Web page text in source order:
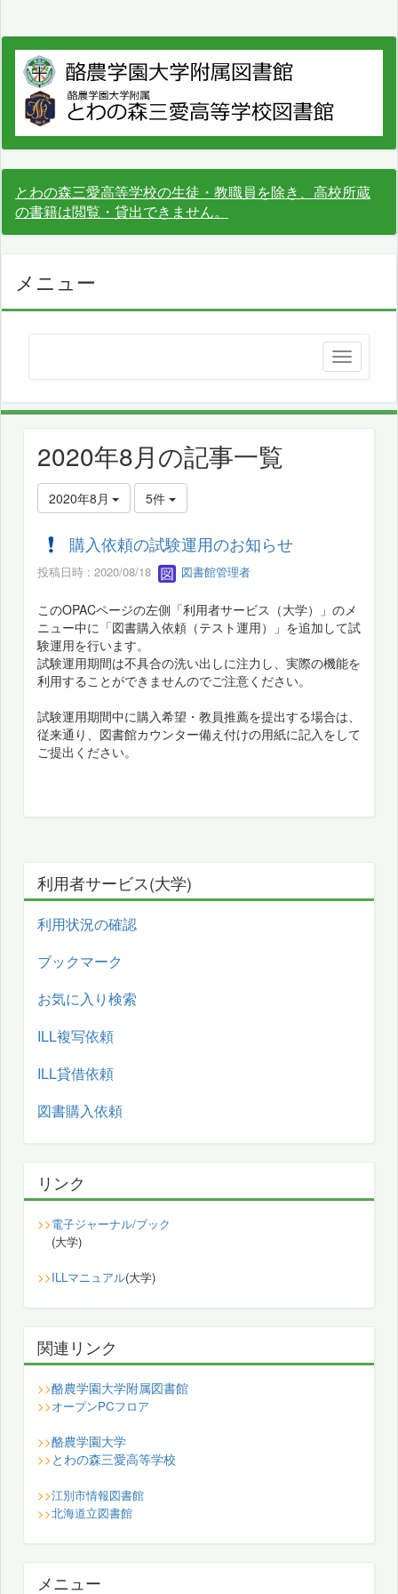
とわの森三愛高等学校の生徒・教職員を除き、高校所蔵
の書籍は閲覧・貸出できません。
メニュー
2020年8月の記事一覧
2020年8月 5件
購入依頼の試験運用のお知らせ
投稿日時 : 2020/08/18 図書館管理者
このOPACページの左側「利用者サービス（大学）」のメ
ニュー中に「図書購入依頼（テスト運用）」を追加して試
験運用を行います。
試験運用期間は不具合の洗い出しに注力し、実際の機能を
利用することができませんのでご注意ください。
試験運用期間中に購入希望・教員推薦を提出する場合は、
従来通り、図書館カウンター備え付けの用紙に記入をして
ご提出ください。
利用者サービス(大学)
利用状況の確認
ブックマーク
お気に入り検索
ILL複写依頼
ILL貸借依頼
図書購入依頼
リンク
>>電子ジャーナル/ブック
(大学)
>>ILLマニュアル(大学)
関連リンク
>>酪農学園大学附属図書館
>>オープンPCフロア
>>酪農学園大学
>> とわの森三愛高等学校
>>江別市情報図書館
>>北海道立図書館
メニュー